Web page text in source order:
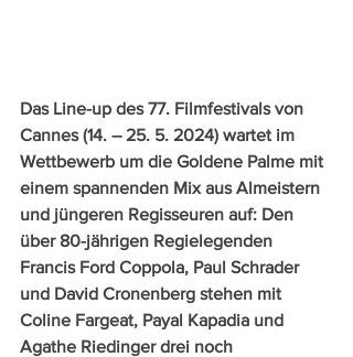
Das Line-up des 77. Filmfestivals von
Cannes (14. – 25. 5. 2024) wartet im
Wettbewerb um die Goldene Palme mit
einem spannenden Mix aus Almeistern
und jüngeren Regisseuren auf: Den
über 80-jährigen Regielegenden
Francis Ford Coppola, Paul Schrader
und David Cronenberg stehen mit
Coline Fargeat, Payal Kapadia und
Agathe Riedinger drei noch